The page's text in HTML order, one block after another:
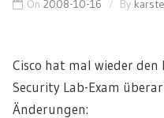
On 2008-10-16 By
Cisco hat mal wieder
Security Lab-Exam
Änderungen: